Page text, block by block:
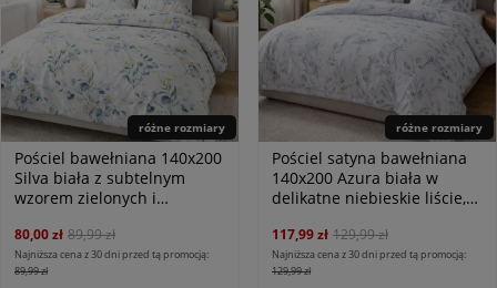
różne rozmiary
Pościel bawełniana 140x200
Silva biała z subtelnym
wzorem zielonych i
80,00 zł 89,99 zł
Najniższa cena z 30 dni przed tą promocją:
89,99 zł
różne rozmiary
Pościel satyna bawełniana
140x200 Azura biała w
delikatne niebieskie liście,
117,99 zł 129,99 zł
Najniższa cena z 30 dni przed tą promocją:
129,99 zł